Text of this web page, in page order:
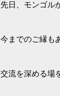
先日、モンゴル
今までのご縁も
交流を深める場